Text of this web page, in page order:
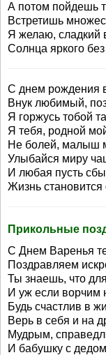
А потом пойдешь
Встретишь
Я желаю, сладкий
Солнца яркого без
С днем рождения
Внук любимый,
Я горжусь тобой
Я тебя, родной
Не болей, малыш
Улыбайся миру
И любая пусть
Жизнь
Прикольные
С Днем Варенья
Поздравляем
Ты знаешь, что
И уж если ворчим
Будь счастлив в
Верь в себя и на
Мудрым,
И бабушку с